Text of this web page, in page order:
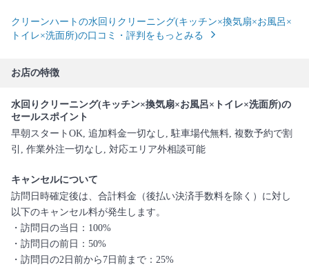
クリーンハートの水回りクリーニング(キッチン×換気扇×お風呂×
トイレ×洗面所)の口コミ・評判をもっとみる
お店の特徴
水回りクリーニング(キッチン×換気扇×お風呂×トイレ×洗面所)の
セールスポイント
早朝スタートOK, 追加料金一切なし, 駐車場代無料, 複数予約で割
引, 作業外注一切なし, 対応エリア外相談可能
キャンセルについて
訪問日時確定後は、合計料金（後払い決済手数料を除く）に対し
以下のキャンセル料が発生します。
・訪問日の当日：100%
・訪問日の前日：50%
・訪問日の2日前から7日前まで：25%